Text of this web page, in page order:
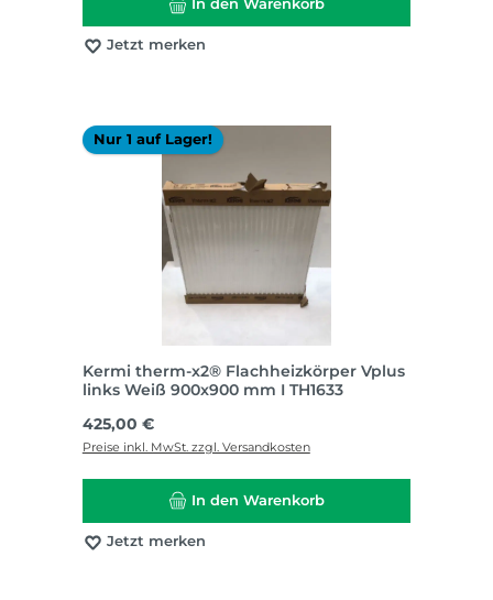
In den Warenkorb
Jetzt merken
Nur 1 auf Lager!
Kermi therm-x2® Flachheizkörper Vplus
links Weiß 900x900 mm I TH1633
Regulärer Preis:
425,00 €
Preise inkl. MwSt. zzgl. Versandkosten
In den Warenkorb
Jetzt merken